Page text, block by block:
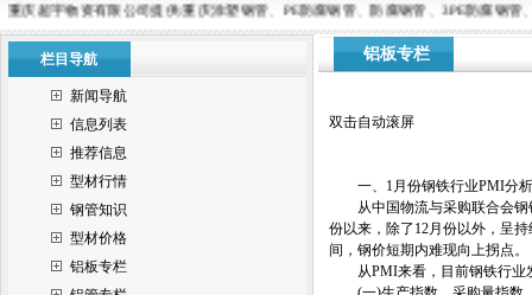
重庆超宇物资有限公司提供:重庆涂塑钢管、PE防腐钢管、防腐钢管、3PE防腐钢
栏目导航
新闻导航
信息列表
推荐信息
型材行情
钢管知识
型材价格
铝板专栏
铝板专栏
双击自动滚屏
一、1月份钢铁行业PMI分析
从中国物流与采购联合会钢铁
份以来，除了12月份以外，呈
间，钢价短期内难现向上拐点。
从PMI来看，目前钢铁行业